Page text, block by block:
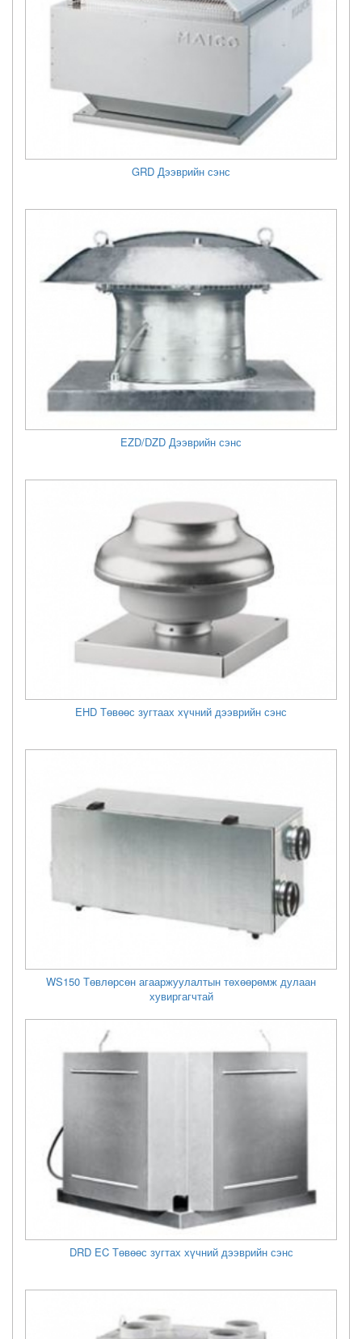
GRD Дээврийн сэнс
EZD/DZD Дээврийн сэнс
EHD Төвөөс зугтаах хүчний дээврийн сэнс
WS150 Төвлөрсөн агааржуулалтын төхөөрөмж дулаан
хувиргагчтай
DRD EC Төвөөс зугтах хүчний дээврийн сэнс